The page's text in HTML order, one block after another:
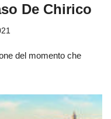
De Chirico
del momento che